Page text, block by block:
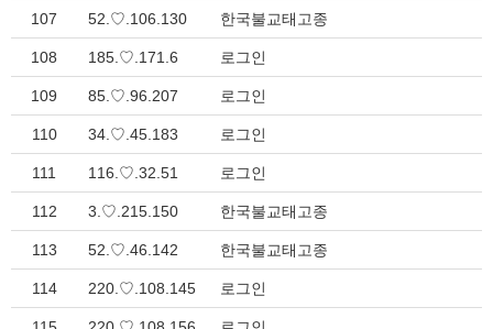
107 52.♡.106.130 한국불교태고종
108 185.♡.171.6 로그인
109 85.♡.96.207 로그인
110 34.♡.45.183 로그인
111 116.♡.32.51 로그인
112 3.♡.215.150 한국불교태고종
113 52.♡.46.142 한국불교태고종
114 220.♡.108.145 로그인